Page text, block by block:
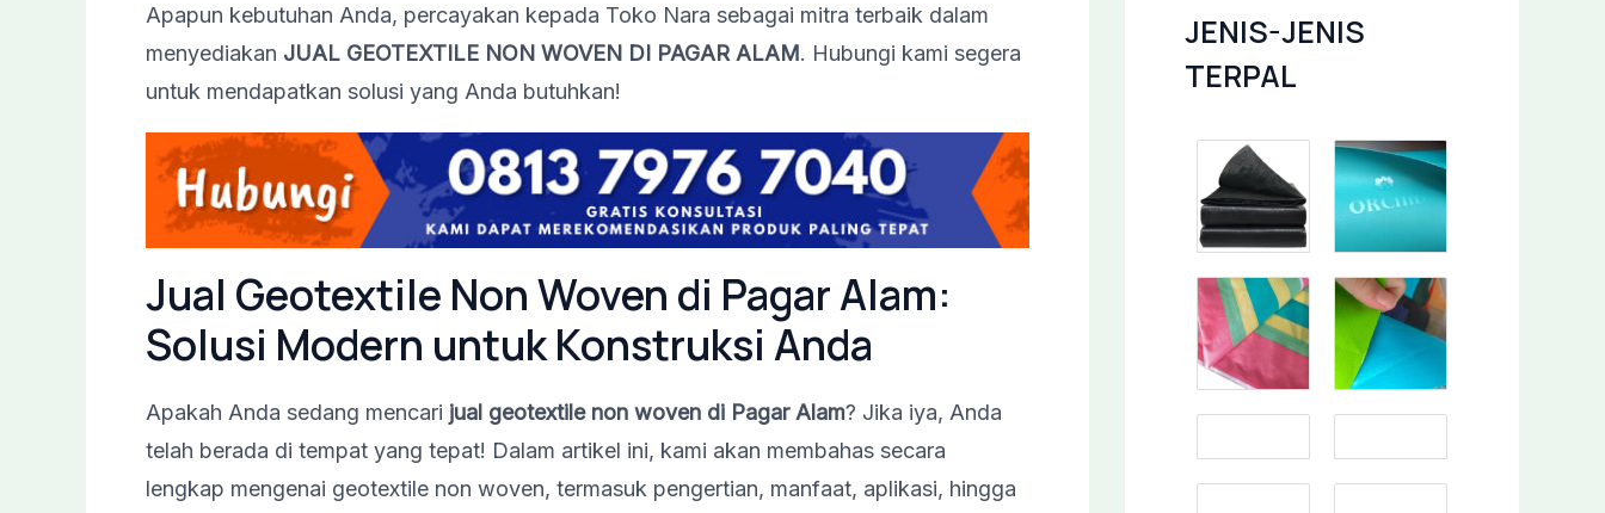
Apapun kebutuhan Anda, percayakan kepada Toko Nara sebagai mitra terbaik dalam
menyediakan JUAL GEOTEXTILE NON WOVEN DI PAGAR ALAM. Hubungi kami segera
untuk mendapatkan solusi yang Anda butuhkan!
Jual Geotextile Non Woven di Pagar Alam:
Solusi Modern untuk Konstruksi Anda
Apakah Anda sedang mencari jual geotextile non woven di Pagar Alam? Jika iya, Anda
telah berada di tempat yang tepat! Dalam artikel ini, kami akan membahas secara
lengkap mengenai geotextile non woven, termasuk pengertian, manfaat, aplikasi, hingga
JENIS-JENIS
TERPAL